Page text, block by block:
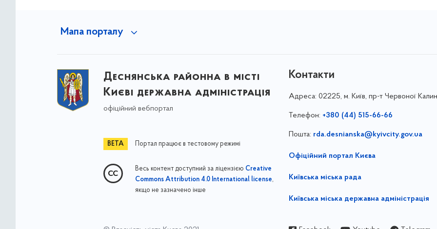
Мапа порталу
Деснянська районна в місті
Києві державна адміністрація
офіційний вебпортал
Портал працює в тестовому режимі
Весь контент доступний за ліцензією Creative
Commons Attribution 4.0 International license,
якщо не зазначено інше
Контакти
Адреса: 02225, м. Київ, пр-т Червоної
Телефон: +380 (44) 515-66-66
Пошта: rda.desnianska@kyivcity.gov.ua
Офіційний портал Києва
Київська міська рада
Київська міська державна адміністрація